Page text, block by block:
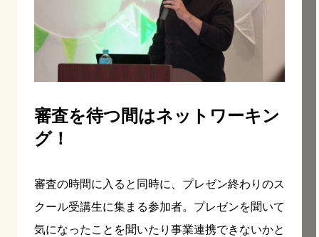
審査を待つ間はネットワーキン
グ！
審査の時間に入ると同時に、プレゼン終わりのス
クール受講生に集まる参加者。プレゼンを聞いて
気になったことを聞いたり事業連携できないかと